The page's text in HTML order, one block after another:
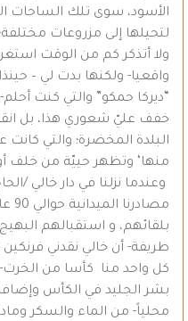
الأسود، سوى تلك الساحات
لتحيلها إلى مزروعات
ولا أتذكر كم من الوقت
واقعيا- ولكنها بدت لي –
“ديركا حمكو” والتي كنت
خفف عليّ شعوري هذا، بل
البلدة المخضرة؛ والتي كانت
منها‘ وتظهر حييّة من خلف
وعندما نزلنا في دار خالي /
بلقائهم، و استقبالهم
طريفة- أن خالي نقدني فرنكين
كل واحد منا كأسا من
بشر الجليد في الكأس
محلياً- من الماء والسكر